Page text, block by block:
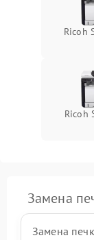
Ricoh
Ricoh
Замена
Замена